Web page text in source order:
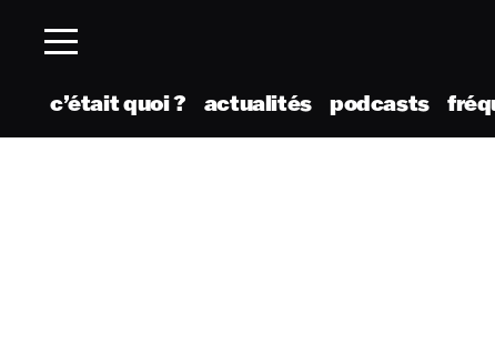
c’était quoi ? actualités podcasts